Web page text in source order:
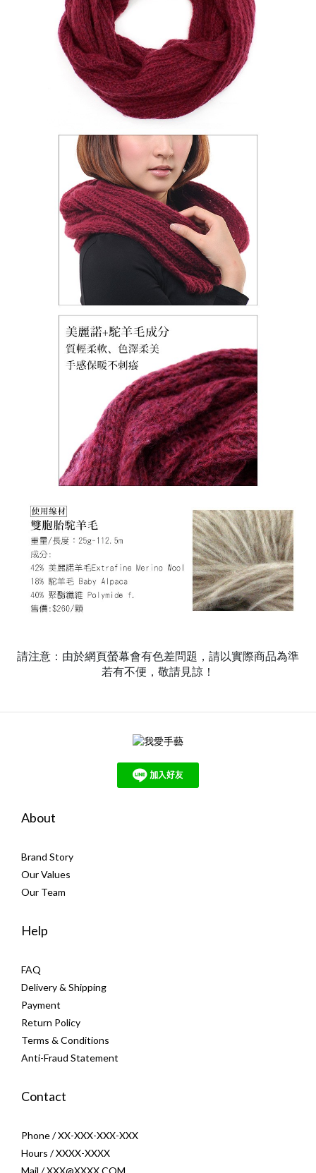
請注意：由於網頁螢幕會有色差問題，請以實際商品為準
若有不便，敬請見諒！
About
Brand Story
Our Values
Our Team
Help
FAQ
Delivery & Shipping
Payment
Return Policy
Terms & Conditions
Anti-Fraud Statement
Contact
Phone / XX-XXX-XXX-XXX
Hours / XXXX-XXXX
Mail / XXX@XXXX.COM